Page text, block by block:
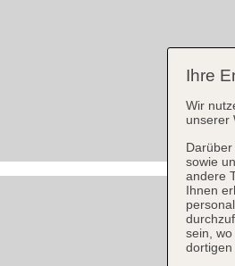
Ihre
Wir
unserer
sowie
andere
Ihnen
sein,
dortigen